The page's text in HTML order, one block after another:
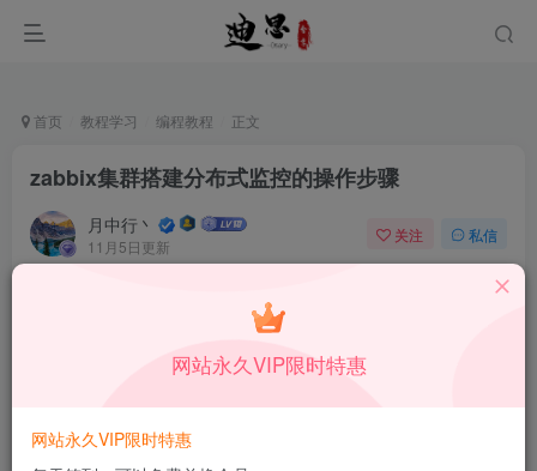
首页 教程学习 编程教程 正文
zabbix集群搭建分布式监控的操作步骤
月中行丶
11月5日更新
关注 私信
本站所有内容来自互联网收集，仅供学习和交流，请勿用于商业
用途。如有侵权、不妥之处，请第一时间联系我们删除！
网站永久VIP限时特惠
网站永久VIP限时特惠